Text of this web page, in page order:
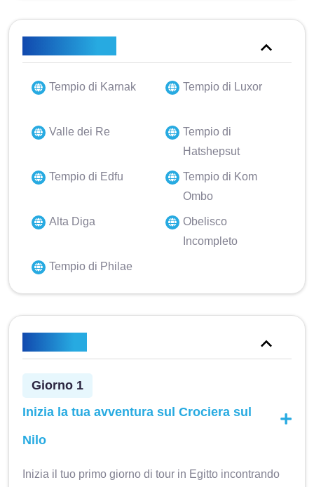
Tempio di Karnak Tempio di Luxor
Valle dei Re
Tempio di
Hatshepsut
Tempio di Edfu
Tempio di Kom
Ombo
Alta Diga
Obelisco
Incompleto
Tempio di Philae
Giorno 1
Inizia la tua avventura sul Crociera sul
Nilo
Inizia il tuo primo giorno di tour in Egitto incontrando